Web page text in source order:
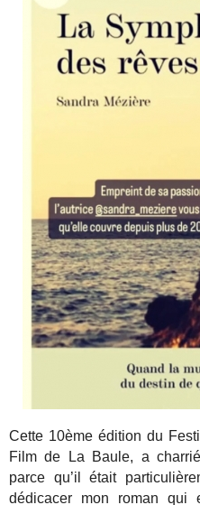
Cette 10ème édition du
Film de La Baule, a
parce qu’il était
dédicacer mon roman